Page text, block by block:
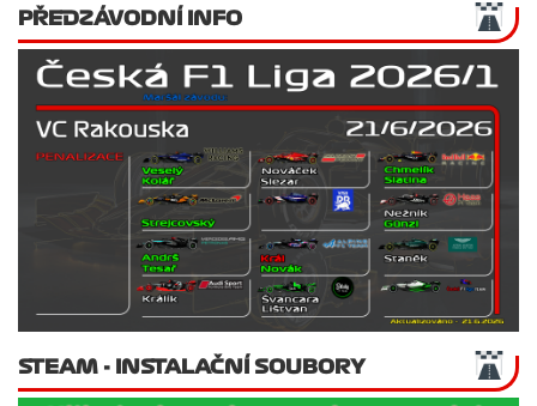
PŘEDZÁVODNÍ INFO
STEAM - INSTALAČNÍ SOUBORY